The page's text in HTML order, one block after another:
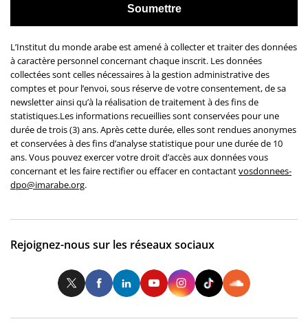
L’Institut du monde arabe est amené à collecter et traiter des données
à caractère personnel concernant chaque inscrit. Les données
collectées sont celles nécessaires à la gestion administrative des
comptes et pour l’envoi, sous réserve de votre consentement, de sa
newsletter ainsi qu’à la réalisation de traitement à des fins de
statistiques.Les informations recueillies sont conservées pour une
durée de trois (3) ans. Après cette durée, elles sont rendues anonymes
et conservées à des fins d’analyse statistique pour une durée de 10
ans. Vous pouvez exercer votre droit d’accès aux données vous
concernant et les faire rectifier ou effacer en contactantvosdonnees-
dpo@imarabe.org.
Rejoignez-nous sur les réseaux sociaux
TwitterFacebookLinkedInYoutubeInstagram